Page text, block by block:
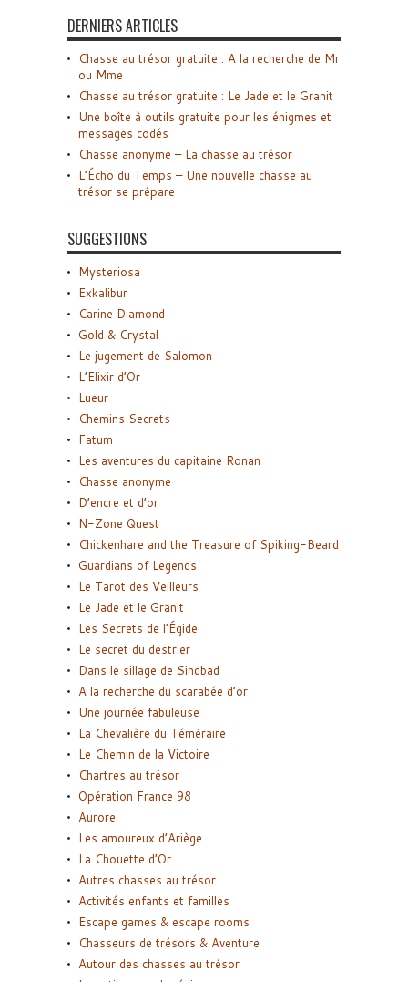
DERNIERS ARTICLES
Chasse au trésor gratuite : A la recherche de Mr
ou Mme
Chasse au trésor gratuite : Le Jade et le Granit
Une boîte à outils gratuite pour les énigmes et
messages codés
Chasse anonyme – La chasse au trésor
L’Écho du Temps – Une nouvelle chasse au
trésor se prépare
SUGGESTIONS
Mysteriosa
Exkalibur
Carine Diamond
Gold & Crystal
Le jugement de Salomon
L’Elixir d’Or
Lueur
Chemins Secrets
Fatum
Les aventures du capitaine Ronan
Chasse anonyme
D’encre et d’or
N-Zone Quest
Chickenhare and the Treasure of Spiking-Beard
Guardians of Legends
Le Tarot des Veilleurs
Le Jade et le Granit
Les Secrets de l’Égide
Le secret du destrier
Dans le sillage de Sindbad
A la recherche du scarabée d’or
Une journée fabuleuse
La Chevalière du Téméraire
Le Chemin de la Victoire
Chartres au trésor
Opération France 98
Aurore
Les amoureux d’Ariège
La Chouette d’Or
Autres chasses au trésor
Activités enfants et familles
Escape games & escape rooms
Chasseurs de trésors & Aventure
Autour des chasses au trésor